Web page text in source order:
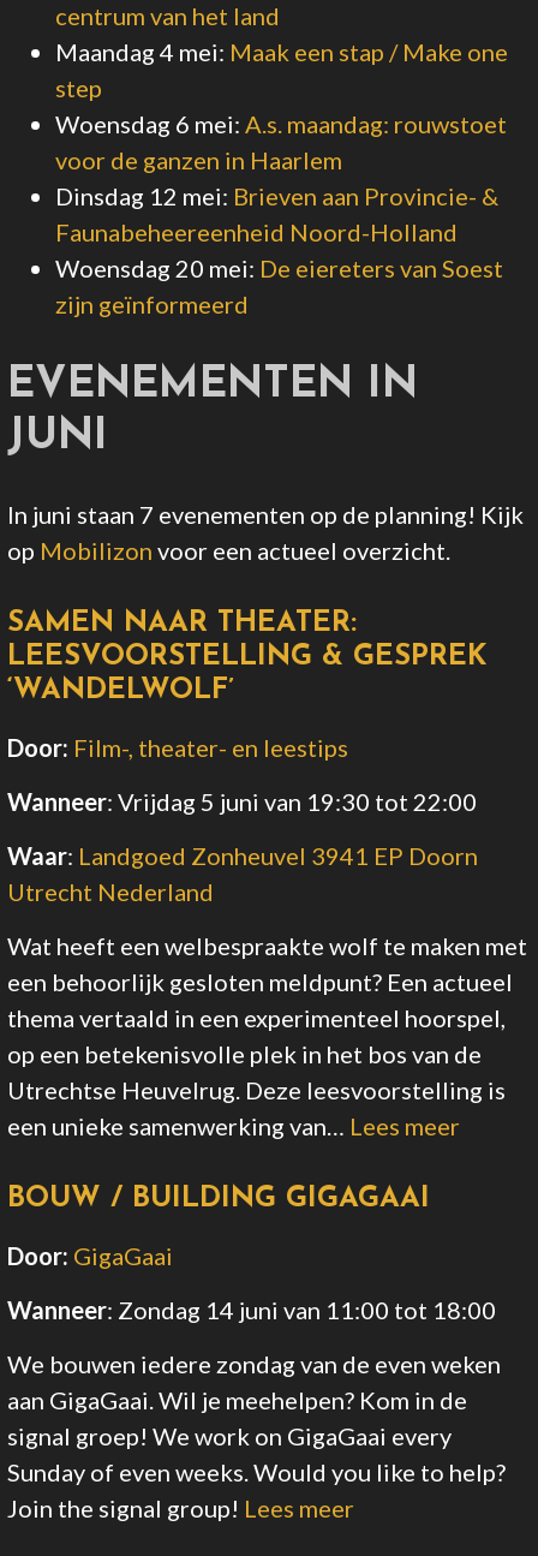
centrum van het land
Maandag 4 mei: Maak een stap / Make one
step
Woensdag 6 mei:A.s. maandag: rouwstoet
voor de ganzen in Haarlem
Dinsdag 12 mei: Brieven aan Provincie- &
Faunabeheereenheid Noord-Holland
Woensdag 20 mei: De eiereters van Soest
zijn geïnformeerd
EVENEMENTEN IN
JUNI
In juni staan 7 evenementen op de planning! Kijk
op Mobilizon voor een actueel overzicht.
SAMEN NAAR THEATER:
LEESVOORSTELLING & GESPREK
‘WANDELWOLF’
Door: Film-, theater- en leestips
Wanneer:Vrijdag 5 juni van 19:30 tot 22:00
Waar: Landgoed Zonheuvel 3941 EP Doorn
Utrecht Nederland
Wat heeft een welbespraakte wolf te maken met
een behoorlijk gesloten meldpunt? Een actueel
thema vertaald in een experimenteel hoorspel,
op een betekenisvolle plek in het bos van de
Utrechtse Heuvelrug. Deze leesvoorstelling is
een unieke samenwerking van… Lees meer
BOUW / BUILDING GIGAGAAI
Door: GigaGaai
Wanneer: Zondag 14 juni van 11:00 tot 18:00
We bouwen iedere zondag van de even weken
aan GigaGaai. Wil je meehelpen? Kom in de
signal groep! We work on GigaGaai every
Sunday of even weeks. Would you like to help?
Join the signal group! Lees meer